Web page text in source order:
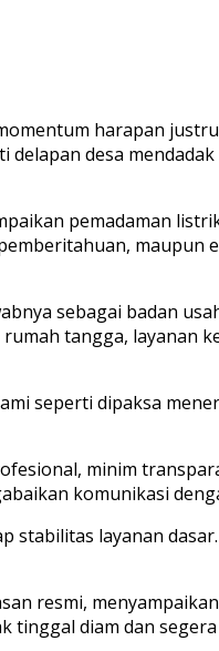
harapan
delapan desa
pemadaman
maupun
sebagai badan
tangga, layanan
seperti dipaksa
minim
komunikasi
layanan
resmi,
diam dan